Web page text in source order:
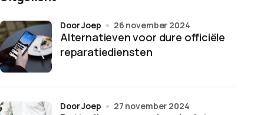
Alternatieven voor dure officiële
reparatiediensten
door Joep 26 november 2024
door Joep 27 november 2024